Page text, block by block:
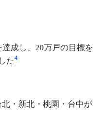
成し、20万戸の目標を
た4
・新北・桃園・台中が